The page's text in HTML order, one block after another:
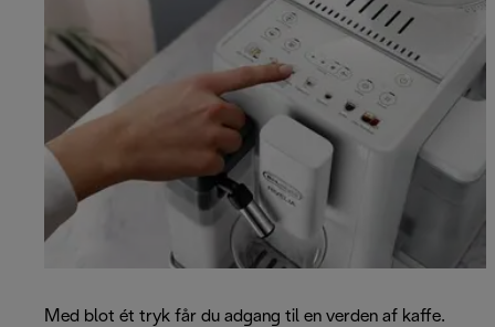
Med blot ét tryk får du adgang til en verden af kaffe.